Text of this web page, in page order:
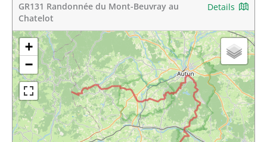
Details
GR131 Randonnée du Mont-Beuvray au
Chatelot
+
−